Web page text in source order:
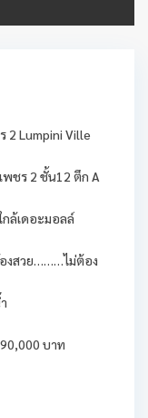
2 Lumpini Ville
ชร 2 ชั้น12 ตึก A
ล้เดอะมอลล์
งสวย………ไม่ต้อง
บาท